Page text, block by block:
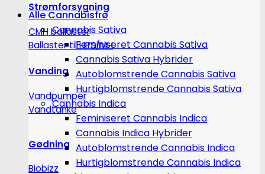
Strømforsygning
CMH ballaster
Ballaster til HPS/MH
Vanding
Vandpumper
Vandtanke
Gødning
Biobizz
Alle Cannabisfrø
Cannabis Sativa
Feminiseret Cannabis Sativa
Cannabis Sativa Hybrider
Autoblomstrende Cannabis Sativa
Hurtigblomstrende Cannabis Sativa
Cannabis Indica
Feminiseret Cannabis Indica
Cannabis Indica Hybrider
Autoblomstrende Cannabis Indica
Hurtigblomstrende Cannabis Indica